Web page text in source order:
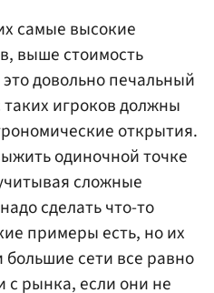
самые высокие
выше стоимость
довольно печальный
игроков должны
открытия.
одиночной точке
сложные
сделать что-то
примеры есть, но их
сети все равно
с рынка, если они не